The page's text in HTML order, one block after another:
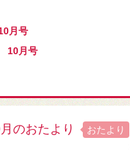
月号
10月号
のおたより
おたより